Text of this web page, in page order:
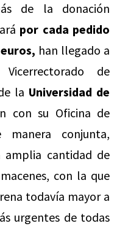
de la donación
por cada pedido
han llegado a
de
la Universidad de
con su Oficina de
conjunta,
amplia cantidad de
con la que
todavía mayor a
urgentes de todas